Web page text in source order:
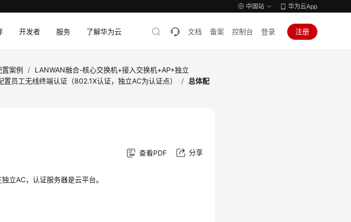
中国站 华为云App
开发者 服务 了解华为云 文档 备案 控制台 登录 注册
置案例 / LANWAN融合-核心交换机+接入交换机+AP+独立
置员工无线终端认证（802.1X认证，独立AC为认证点） / 总体配
查看PDF 分享
立AC，认证服务器是云平台。